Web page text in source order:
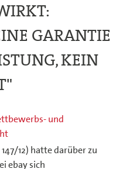
GARANTIE
KEIN
und
147/12) hatte darüber zu
ebay sich